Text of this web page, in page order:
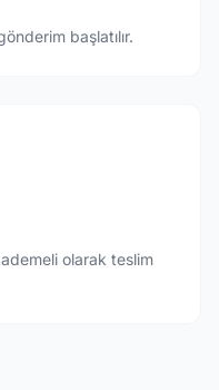
başlatılır.
olarak teslim